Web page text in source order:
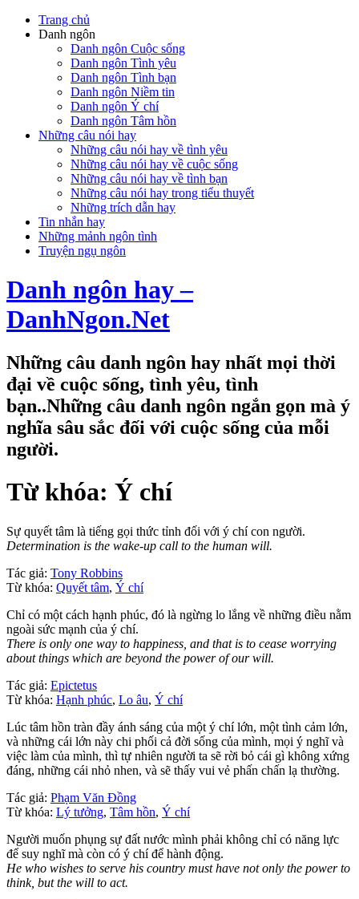
Trang chủ
Danh ngôn
Danh ngôn Cuộc sống
Danh ngôn Tình yêu
Danh ngôn Tình bạn
Danh ngôn Niềm tin
Danh ngôn Ý chí
Danh ngôn Tâm hồn
Những câu nói hay
Những câu nói hay về tình yêu
Những câu nói hay về cuộc sống
Những câu nói hay về tình bạn
Những câu nói hay trong tiểu thuyết
Những trích dẫn hay
Tin nhắn hay
Những mảnh ngôn tình
Truyện ngụ ngôn
Danh ngôn hay –
DanhNgon.Net
Những câu danh ngôn hay nhất mọi thời
đại về cuộc sống, tình yêu, tình
bạn..Những câu danh ngôn ngắn gọn mà ý
nghĩa sâu sắc đối với cuộc sống của mỗi
người.
Từ khóa: Ý chí
Sự quyết tâm là tiếng gọi thức tỉnh đối với ý chí con người.
Determination is the wake-up call to the human will.
Tác giả: Tony Robbins
Từ khóa: Quyết tâm, Ý chí
Chỉ có một cách hạnh phúc, đó là ngừng lo lắng về những điều nằm
ngoài sức mạnh của ý chí.
There is only one way to happiness, and that is to cease worrying
about things which are beyond the power of our will.
Tác giả: Epictetus
Từ khóa: Hạnh phúc, Lo âu, Ý chí
Lúc tâm hồn tràn đầy ánh sáng của một ý chí lớn, một tình cảm lớn,
và những cái lớn này chi phối cả đời sống của mình, mọi ý nghĩ và
việc làm của mình, thì tự nhiên người ta sẽ rời bỏ cái gì không xứng
đáng, những cái nhỏ nhen, và sẽ thấy vui vẻ phấn chấn lạ thường.
Tác giả: Phạm Văn Đồng
Từ khóa: Lý tưởng, Tâm hồn, Ý chí
Người muốn phụng sự đất nước mình phải không chỉ có năng lực
để suy nghĩ mà còn có ý chí để hành động.
He who wishes to serve his country must have not only the power to
think, but the will to act.